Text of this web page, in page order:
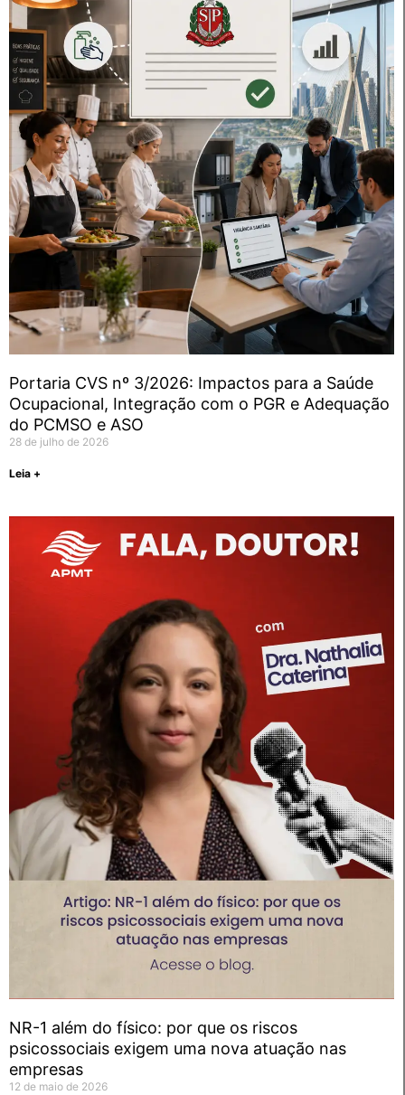
Portaria CVS nº 3/2026: Impactos para a Saúde
Ocupacional, Integração com o PGR e Adequação
do PCMSO e ASO
28 de julho de 2026
Leia +
NR-1 além do físico: por que os riscos
psicossociais exigem uma nova atuação nas
empresas
12 de maio de 2026